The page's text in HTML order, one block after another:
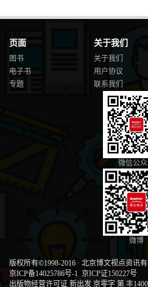
页面
图书
电子书
专题
关于我们
关于我们
用户协议
联系我们
微信公
微博
版权所有©1998-2016 · 北京博文视点资讯有
京ICP备14025786号-1 京ICP证150227号
出版物经营许可证 新出发 京零字 第 丰